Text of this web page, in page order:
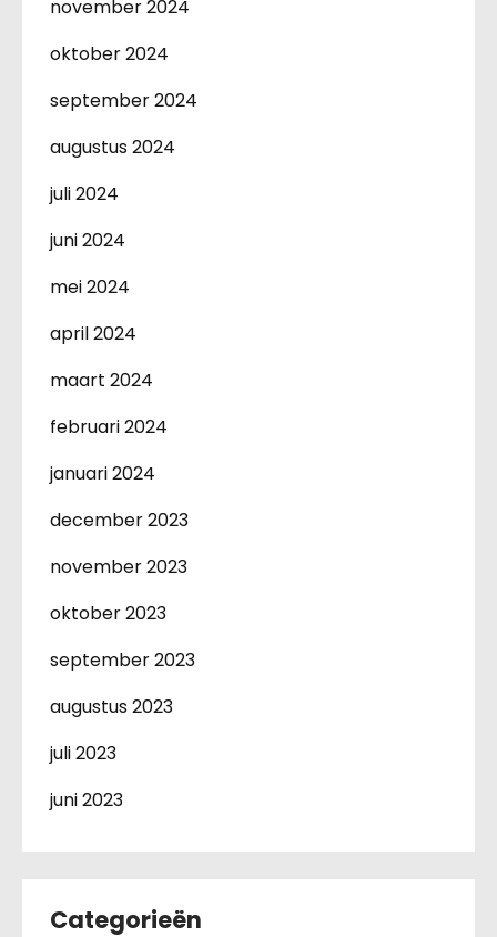
november 2024
oktober 2024
september 2024
augustus 2024
juli 2024
juni 2024
mei 2024
april 2024
maart 2024
februari 2024
januari 2024
december 2023
november 2023
oktober 2023
september 2023
augustus 2023
juli 2023
juni 2023
Categorieën